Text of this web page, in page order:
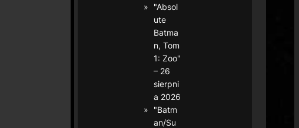
"Absol
ute
Batma
n, Tom
1: Zoo"
– 26
sierpni
a 2026
"Batm
an/Su